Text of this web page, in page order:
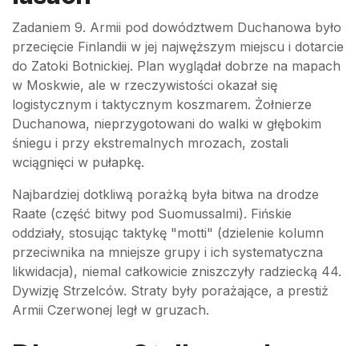
Zadaniem 9. Armii pod dowództwem Duchanowa było
przecięcie Finlandii w jej najwęższym miejscu i dotarcie
do Zatoki Botnickiej. Plan wyglądał dobrze na mapach
w Moskwie, ale w rzeczywistości okazał się
logistycznym i taktycznym koszmarem. Żołnierze
Duchanowa, nieprzygotowani do walki w głębokim
śniegu i przy ekstremalnych mrozach, zostali
wciągnięci w pułapkę.
Najbardziej dotkliwą porażką była bitwa na drodze
Raate (część bitwy pod Suomussalmi). Fińskie
oddziały, stosując taktykę "motti" (dzielenie kolumn
przeciwnika na mniejsze grupy i ich systematyczna
likwidacja), niemal całkowicie zniszczyły radziecką 44.
Dywizję Strzelców. Straty były porażające, a prestiż
Armii Czerwonej legł w gruzach.